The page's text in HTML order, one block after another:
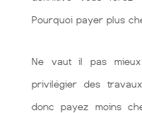
Pourquoi payer plus
Ne vaut il pas
privilégier des
donc payez moins